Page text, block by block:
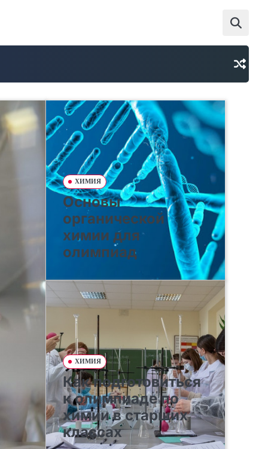
ХИМИЯ
Основы
органической
химии для
олимпиад
ХИМИЯ
Как подготовиться
к олимпиаде по
химии в старших
классах